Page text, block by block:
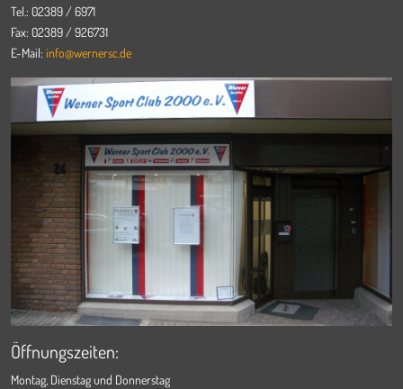
Tel.: 02389 / 6971
Fax: 02389 / 926731
E-Mail: info@wernersc.de
Öffnungszeiten:
Montag, Dienstag und Donnerstag